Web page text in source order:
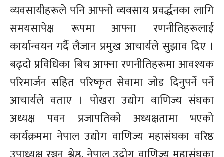
व्यवसायीहरूले पनि आफ्नो व्यवसाय प्रवर्द्धनका लागि
समयसापेक्ष रूपमा आफ्ना रणनीतिहरूलाई
कार्यान्वयन गर्दै लैजान प्रमुख आचार्यले सुझाव दिए ।
बढ्दो प्रविधिका बिच आफ्ना रणनीतिहरूमा आवश्यक
परिमार्जन सहित परिष्कृत सेवामा जोड दिनुपर्ने पर्ने
आचार्यले वताए । पोखरा उद्योग वाणिज्य संघका
अध्यक्ष पवन प्रजापतिको अध्यक्षतामा भएको
कार्यक्रममा नेपाल उद्योग वाणिज्य महासंघका वरिष्ठ